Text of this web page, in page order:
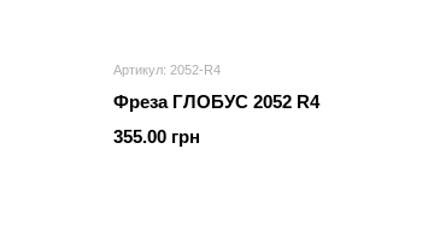
Артикул: 2052-R4
Фреза ГЛОБУС 2052 R4
355.00 грн